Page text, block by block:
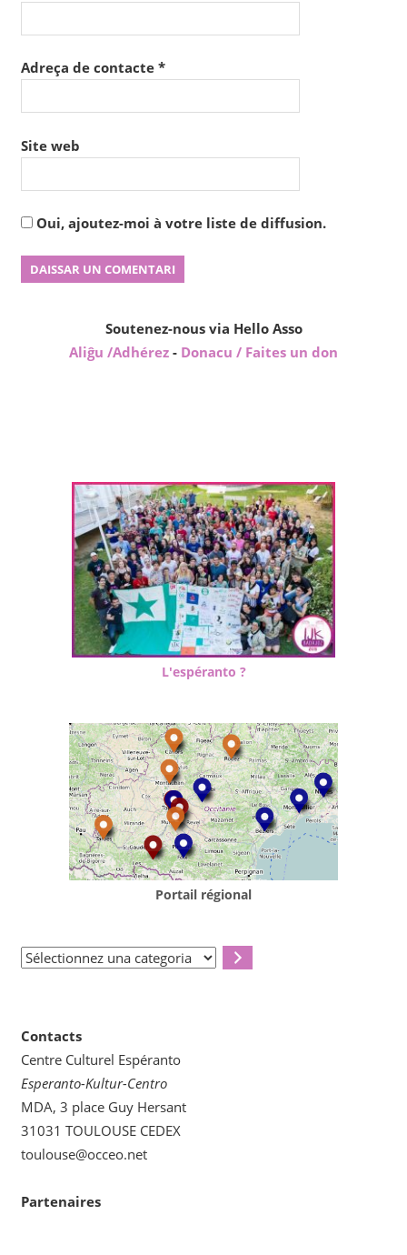
Adreça de contacte *
Site web
Oui, ajoutez-moi à votre liste de diffusion.
Soutenez-nous via Hello Asso
Aliĝu /Adhérez - Donacu / Faites un don
L'espéranto ?
Portail régional
Sélectionnez
Contacts
Centre Culturel Espéranto
Esperanto-Kultur-Centro
MDA, 3 place Guy Hersant
31031 TOULOUSE CEDEX
toulouse@occeo.net
Partenaires